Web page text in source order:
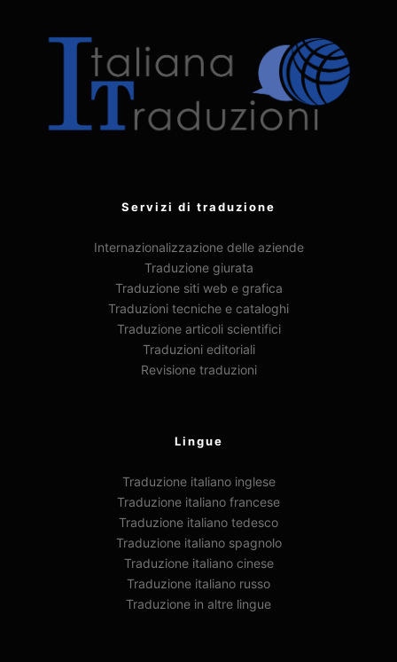
Servizi di traduzione
Internazionalizzazione delle aziende
Traduzione giurata
Traduzione siti web e grafica
Traduzioni tecniche e cataloghi
Traduzione articoli scientifici
Traduzioni editoriali
Revisione traduzioni
Lingue
Traduzione italiano inglese
Traduzione italiano francese
Traduzione italiano tedesco
Traduzione italiano spagnolo
Traduzione italiano cinese
Traduzione italiano russo
Traduzione in altre lingue